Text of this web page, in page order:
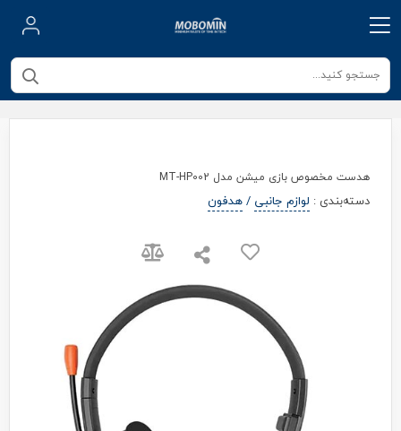
هدست مخصوص بازی میشن مدل MT-HP002
دسته‌بندی : لوازم جانبی /هدفون